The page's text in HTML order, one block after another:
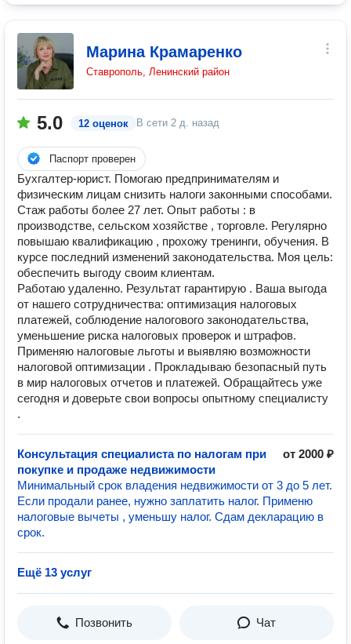
Марина Крамаренко
Ставрополь, Ленинский район
5.0 12 оценок В сети 2 д. назад
Паспорт проверен
Бухгалтер-юрист. Помогаю предпринимателям и
физическим лицам снизить налоги законными способами.
Стаж работы более 27 лет. Опыт работы : в
производстве, сельском хозяйстве , торговле. Регулярно
повышаю квалификацию , прохожу тренинги, обучения. В
курсе последний изменений законодательства. Моя цель:
обеспечить выгоду своим клиентам.
Работаю удаленно. Результат гарантирую . Ваша выгода
от нашего сотрудничества: оптимизация налоговых
платежей, соблюдение налогового законодательства,
уменьшение риска налоговых проверок и штрафов.
Применяю налоговые льготы и выявляю возможности
налоговой оптимизации . Прокладываю безопасный путь
в мир налоговых отчетов и платежей. Обращайтесь уже
сегодня и доверьте свои вопросы опытному специалисту
.
Консультация специалиста по налогам при
покупке и продаже недвижимости
от 2000 ₽
Минимальный срок владения недвижимости от 3 до 5 лет.
Если продали ранее, нужно заплатить налог. Применю
налоговые вычеты , уменьшу налог. Сдам декларацию в
срок.
Ещё 13 услуг
Позвонить Чат